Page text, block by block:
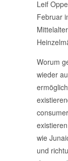
Leif
Februar
Worum
wieder
wie
und